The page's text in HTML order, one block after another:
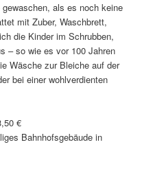
als es noch keine
mit Zuber, Waschbrett,
die Kinder im Schrubben,
– so wie es vor 100 Jahren
Wäsche zur Bleiche auf der
bei einer wohl­ver­dienten
€
Bahnhofsgebäude in